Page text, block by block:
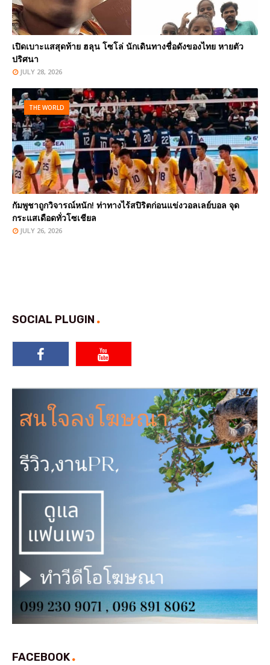
เปิดเบาะแสสุดท้าย ฮลุน โซโล่ นักเดินทางชื่อดังของไทย หายตัว
ปริศนา
JULY 28, 2026
THE WORLD
กัมพูชาถูกวิจารณ์หนัก! ท่าทางไร้สปิริตก่อนแข่งวอลเลย์บอล จุด
กระแสเดือดทั่วโซเชียล
JULY 26, 2026
SOCIAL PLUGIN
FACEBOOK